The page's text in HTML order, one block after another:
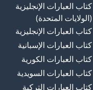
كتاب العبارات الإنجليزية
(الولايات المتحدة)
كتاب العبارات الإنجليزية
كتاب العبارات الإسبانية
كتاب العبارات الكورية
كتاب العبارات السويدية
كتاب العبارات التركية